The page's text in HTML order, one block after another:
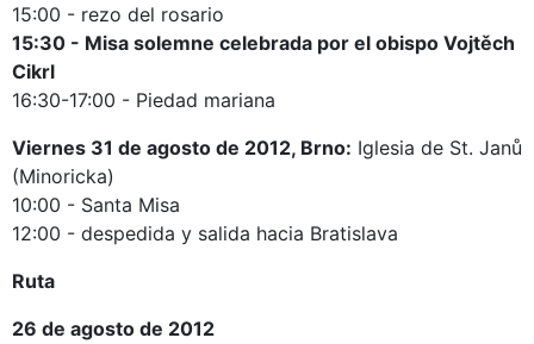
15:00 - rezo del rosario
15:30 - Misa solemne celebrada por el obispo Vojtěch
Cikrl
16:30-17:00 - Piedad mariana
Viernes 31 de agosto de 2012, Brno: Iglesia de St. Janů
(Minoricka)
10:00 - Santa Misa
12:00 - despedida y salida hacia Bratislava
Ruta
26 de agosto de 2012